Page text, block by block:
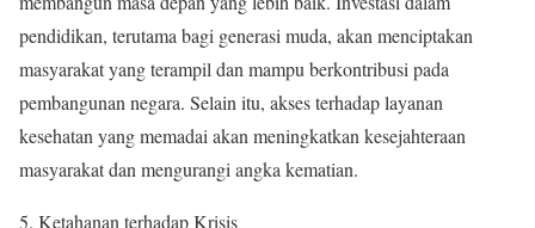
pendidikan, terutama bagi generasi muda, akan menciptakan
masyarakat yang terampil dan mampu berkontribusi pada
pembangunan negara. Selain itu, akses terhadap layanan
kesehatan yang memadai akan meningkatkan kesejahteraan
masyarakat dan mengurangi angka kematian.
5. Ketahanan terhadap Krisis